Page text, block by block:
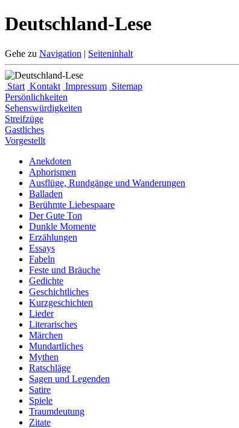
Deutschland-Lese
Gehe zu Navigation | Seiteninhalt
Start Kontakt Impressum Sitemap
Persönlichkeiten
Sehenswürdigkeiten
Streifzüge
Gastliches
Vorgestellt
Anekdoten
Aphorismen
Ausflüge, Rundgänge und Wanderungen
Balladen
Berühmte Liebespaare
Der Gute Ton
Dunkle Momente
Erzählungen
Essays
Fabeln
Feste und Bräuche
Gedichte
Geschichtliches
Kurzgeschichten
Lieder
Literarisches
Märchen
Mundartliches
Mythen
Ratschläge
Sagen und Legenden
Satire
Spiele
Traumdeutung
Zitate